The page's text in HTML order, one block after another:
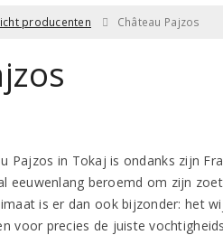
producenten Château Pajzos
Pajzos in Tokaj is ondanks zijn
eeuwenlang beroemd om zijn
is er dan ook bijzonder: het
voor precies de juiste